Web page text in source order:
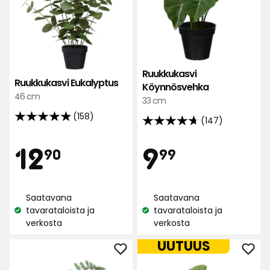
Ruukkukasvi Eukalyptus
46 cm
(158)
4.9
5:stä,
158
perusteella
Hinta
1290
€
Katso
saatavuus:
Saatavana
tavarataloista ja
verkosta
Ruukkukasvi
Köynnösvehka
33 cm
(147)
4.7
5:stä,
147
perusteella
999
€
Katso
saatavuus:
Saatavana
tavarataloista ja
verkosta
Lisää
UUTUUS